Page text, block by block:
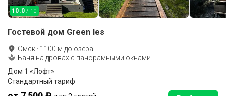
10.0 / 10
Гостевой дом Green les
Омск · 1100 м до озера
Баня на дровах с панорамными окнами
Дом 1 «Лофт»
Стандартный тариф